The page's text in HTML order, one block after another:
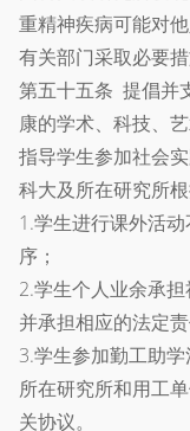
重精神疾病可能对
有关部门采取必要措
第五十五条 提倡并
康的学术、科技、
指导学生参加社会
科大及所在研究所
1.学生进行课外活
序；
2.学生个人业余承
并承担相应的法定
3.学生参加勤工助
所在研究所和用工
关协议。